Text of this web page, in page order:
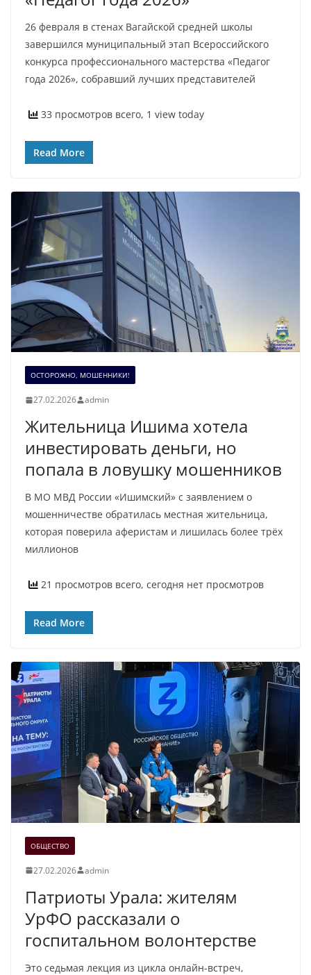
26 февраля в стенах Вагайской средней школы
завершился муниципальный этап Всероссийского
конкурса профессионального мастерства «Педагог
года 2026», собравший лучших представителей
33 просмотров всего, 1 view today
Read More
ОСТОРОЖНО, МОШЕННИКИ!
27.02.2026 admin
Жительница Ишима хотела
инвестировать деньги, но
попала в ловушку мошенников
В МО МВД России «Ишимский» с заявлением о
мошенничестве обратилась местная жительница,
которая поверила аферистам и лишилась более трёх
миллионов
21 просмотров всего, сегодня нет просмотров
Read More
ОБЩЕСТВО
27.02.2026 admin
Патриоты Урала: жителям
УрФО рассказали о
госпитальном волонтерстве
Это седьмая лекция из цикла онлайн-встреч,